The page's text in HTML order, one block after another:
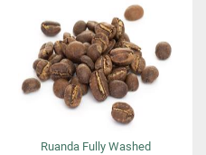
Ruanda Fully Washed